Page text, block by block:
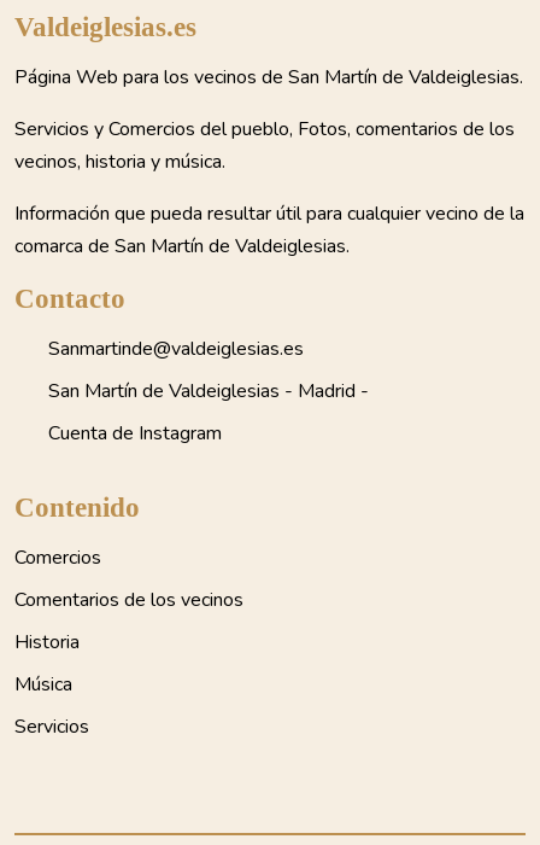
Valdeiglesias.es
Página Web para los vecinos de San Martín de Valdeiglesias.
Servicios y Comercios del pueblo, Fotos, comentarios de los
vecinos, historia y música.
Información que pueda resultar útil para cualquier vecino de la
comarca de San Martín de Valdeiglesias.
Contacto
Sanmartinde@valdeiglesias.es
San Martín de Valdeiglesias - Madrid -
Cuenta de Instagram
Contenido
Comercios
Comentarios de los vecinos
Historia
Música
Servicios